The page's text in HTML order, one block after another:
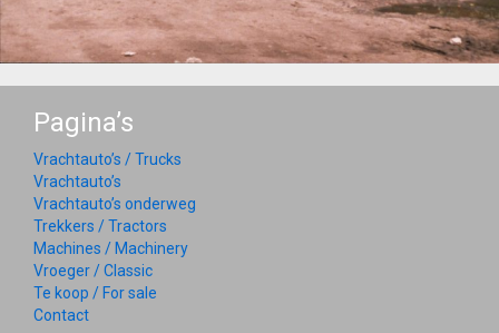
Pagina’s
Vrachtauto’s / Trucks
Vrachtauto’s
Vrachtauto’s onderweg
Trekkers / Tractors
Machines / Machinery
Vroeger / Classic
Te koop / For sale
Contact